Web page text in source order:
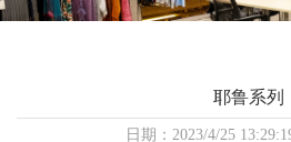
耶鲁系列
日期：2023/4/25